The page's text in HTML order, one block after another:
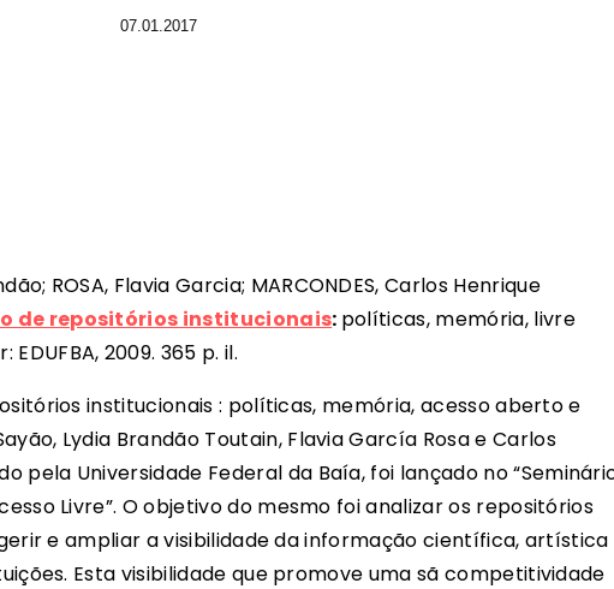
07.01.2017
ROSA, Flavia Garcia; MARCONDES, Carlos Henrique
de repositórios institucionais: políticas, memória, livre
2009. 365 p. il.
institucionais : políticas, memória, acesso aberto e
Lydia Brandão Toutain, Flavia García Rosa e Carlos
pela Universidade Federal da Baía, foi lançado no
Livre”. O objetivo do mesmo foi analizar os repositórios
e ampliar a visibilidade da informação científica, artística
Esta visibilidade que promove uma sã competitividade